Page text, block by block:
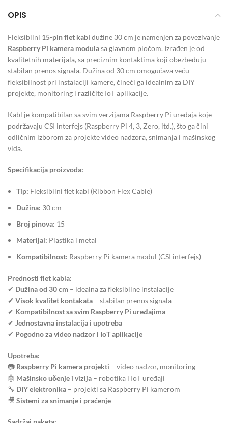
OPIS
Fleksibilni 15-pin flet kabl dužine 30 cm je namenjen za povezivanje
Raspberry Pi kamera modulasa glavnom pločom. Izrađen je od
kvalitetnih materijala, sa preciznim kontaktima koji obezbeđuju
stabilan prenos signala. Dužina od 30 cm omogućava veću
fleksibilnost pri instalaciji kamere, čineći ga idealnim za DIY
projekte, monitoring i različite IoT aplikacije.
Kabl je kompatibilan sa svim verzijama Raspberry Pi uređaja koje
podržavaju CSI interfejs (Raspberry Pi 4, 3, Zero, itd.), što ga čini
odličnim izborom za projekte video nadzora, snimanja i mašinskog
vida.
Specifikacija proizvoda:
Tip: Fleksibilni flet kabl (Ribbon Flex Cable)
Dužina: 30 cm
Broj pinova: 15
Materijal: Plastika i metal
Kompatibilnost: Raspberry Pi kamera modul (CSI interfejs)
Prednosti flet kabla:
✔ Dužina od 30 cm – idealna za fleksibilne instalacije
✔ Visok kvalitet kontakata – stabilan prenos signala
✔ Kompatibilnost sa svim Raspberry Pi uređajima
✔ Jednostavna instalacija i upotreba
✔ Pogodno za video nadzor i IoT aplikacije
Upotreba:
📷 Raspberry Pi kamera projekti – video nadzor, monitoring
🤖 Mašinsko učenje i vizija – robotika i IoT uređaji
🔧 DIY elektronika – projekti sa Raspberry Pi kamerom
🎥 Sistemi za snimanje i praćenje